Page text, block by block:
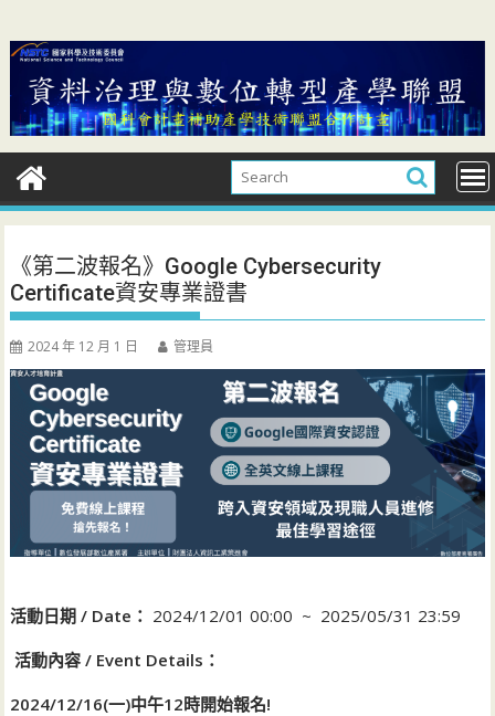
to
content
《第二波報名》Google Cybersecurity
Certificate資安專業證書
2024 年 12 月 1 日 管理員
活動日期 / Date： 2024/12/01 00:00 ~ 2025/05/31 23:59
活動內容 / Event Details：
2024/12/16(一)中午12時開始報名!